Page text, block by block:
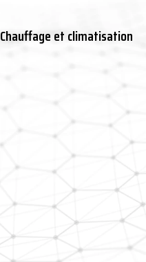
Chauffage et climatisation